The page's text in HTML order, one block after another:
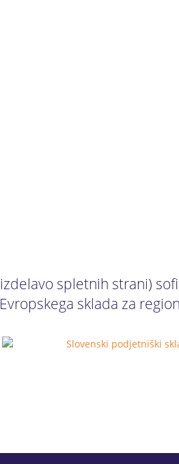
spletnih strani)
Evropskega sklada za